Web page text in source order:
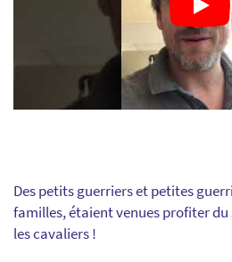
Des petits guerriers et petites
familles, étaient venues profiter
les cavaliers !